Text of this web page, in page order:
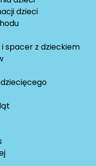
dzieci
spacer z dzieckiem